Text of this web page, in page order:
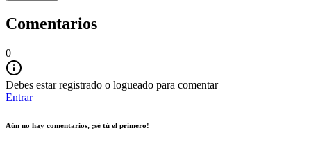
Comentarios
0
Debes estar registrado o logueado para comentar
Entrar
Aún no hay comentarios, ¡sé tú el primero!